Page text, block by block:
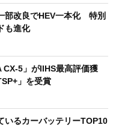
部改良でHEV一本化 特別
も進化
CX-5」がIIHS最高評価獲
」を受賞
いるカーバッテリーTOP10